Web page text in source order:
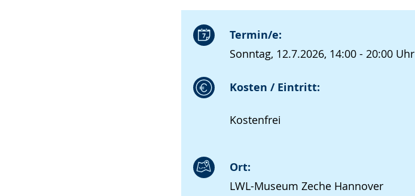
Termin/e:
Sonntag, 12.7.2026, 14:00 - 20:00 Uhr
Kosten / Eintritt:
Kostenfrei
Ort:
LWL-Museum Zeche Hannover